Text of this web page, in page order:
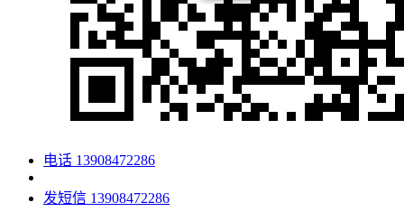
电话 13908472286
发短信 13908472286